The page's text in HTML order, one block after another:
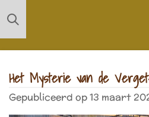
Ga
hoofdinhoud
Het Mysterie van de
Gepubliceerd op 13 maart